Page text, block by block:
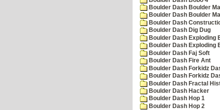
Boulder Dash Boulder
Boulder Dash Boulder
Boulder Dash
Boulder Dash Dig Dug
Boulder Dash Exploding
Boulder Dash Exploding
Boulder Dash Faj Soft
Boulder Dash Fire Ant
Boulder Dash Forkidz
Boulder Dash Forkidz
Boulder Dash Fractal
Boulder Dash Hacker
Boulder Dash Hop 1
Boulder Dash Hop 2